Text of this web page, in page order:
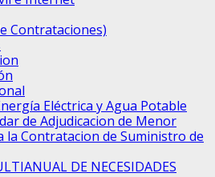
Contrataciones)
Eléctrica y Agua Potable
de Adjudicacion de Menor
la Contratacion de Suministro de
DE NECESIDADES